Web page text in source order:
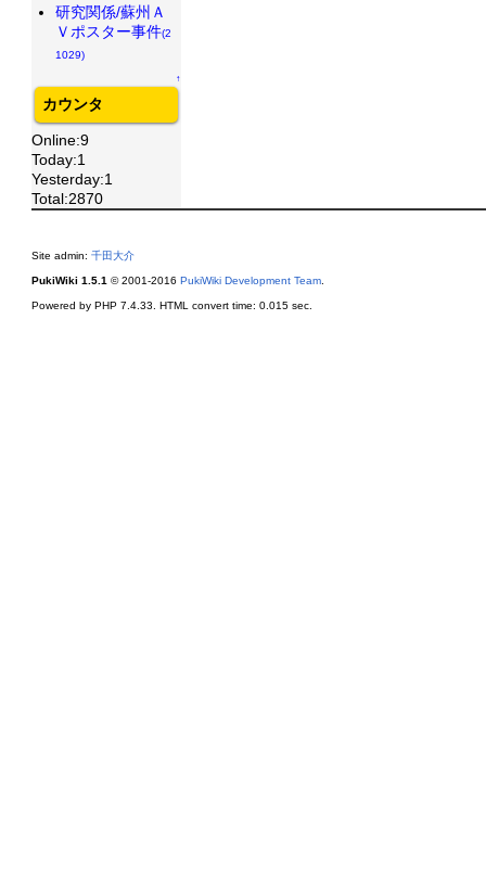
研究関係/蘇州Ａ
Ｖポスター事件(2
1029)
↑
カウンタ
Online:9
Today:1
Yesterday:1
Total:2870
Site admin: 千田大介
PukiWiki 1.5.1 © 2001-2016 PukiWiki Development Team.
Powered by PHP 7.4.33. HTML convert time: 0.015 sec.